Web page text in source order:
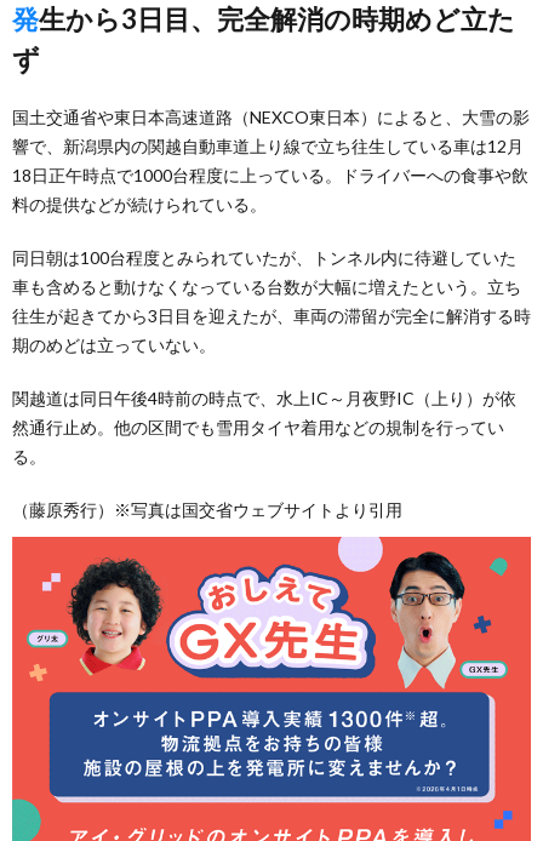
発生から3日目、完全解消の時期めど立た
ず
国土交通省や東日本高速道路（NEXCO東日本）によると、大雪の影
響で、新潟県内の関越自動車道上り線で立ち往生している車は12月
18日正午時点で1000台程度に上っている。ドライバーへの食事や飲
料の提供などが続けられている。
同日朝は100台程度とみられていたが、トンネル内に待避していた
車も含めると動けなくなっている台数が大幅に増えたという。立ち
往生が起きてから3日目を迎えたが、車両の滞留が完全に解消する時
期のめどは立っていない。
関越道は同日午後4時前の時点で、水上IC～月夜野IC（上り）が依
然通行止め。他の区間でも雪用タイヤ着用などの規制を行ってい
る。
（藤原秀行）※写真は国交省ウェブサイトより引用